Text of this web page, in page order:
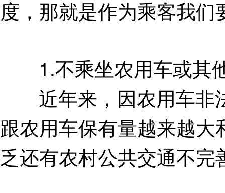
度，那就是作为乘客我
1.不乘坐农用车或其
近年来，因农用车非
跟农用车保有量越来越
乏还有农村公共交通不完